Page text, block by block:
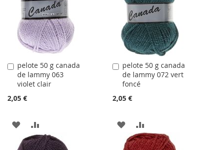
LISTE
D'ACHATS
LISTE
D'ACHATS
pelote 50 g canada
de lammy 063
violet clair
2,05 €
Ajouter
au
panier
AJOUTER
À
AU
pelote 50 g canada
de lammy 072 vert
foncé
2,05 €
Ajouter
au
panier
AJOUTER
À
AU